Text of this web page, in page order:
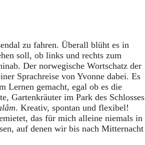
zu fahren. Überall blüht es in
soll, ob links und rechts zum
Der norwegische Wortschatz der
Sprachreise von Yvonne dabei. Es
Lernen gemacht, egal ob es die
Gartenkräuter im Park des Schlosses
. Kreativ, spontan und flexibel!
das für mich alleine niemals in
auf denen wir bis nach Mitternacht